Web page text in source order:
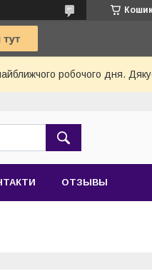
Кошик
робочого дня.
ОТЗЫВЫ